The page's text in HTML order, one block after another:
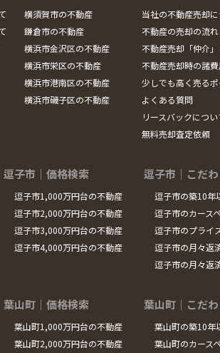
横須賀市の不動産
鎌倉市の不動産
横浜市金沢区の不動産
横浜市栄区の不動産
横浜市港南区の不動産
横浜市磯子区の不動産
当社の不動産売却
不動産の売却の流れ
不動産売却「仲介
不動産売却時の諸費
少しでも高く売るポ
よくある質問
リースバックについ
無料売却査定依頼
逗子市｜価格検索
逗子市1,000万円台の不動産
逗子市2,000万円台の不動産
逗子市3,000万円台の不動産
逗子市4,000万円台の不動産
逗子市｜こだ
逗子市の築10年
逗子市のカース
逗子市のプライ
逗子市の月々返
逗子市の月々返
葉山町｜価格検索
葉山町1,000万円台の不動産
葉山町2,000万円台の不動産
葉山町｜こだ
葉山町の築10年
葉山町のカース